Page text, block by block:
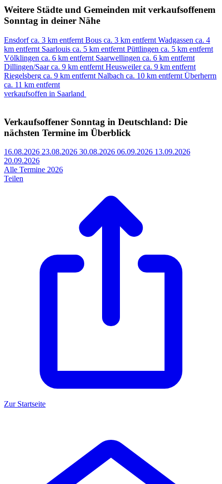
Weitere Städte und Gemeinden mit verkaufsoffenem
Sonntag in deiner Nähe
Ensdorf ca. 3 km entfernt Bous ca. 3 km entfernt Wadgassen ca. 4
km entfernt Saarlouis ca. 5 km entfernt Püttlingen ca. 5 km entfernt
Völklingen ca. 6 km entfernt Saarwellingen ca. 6 km entfernt
Dillingen/Saar ca. 9 km entfernt Heusweiler ca. 9 km entfernt
Riegelsberg ca. 9 km entfernt Nalbach ca. 10 km entfernt Überherrn
ca. 11 km entfernt
verkaufsoffen in Saarland
Verkaufsoffener Sonntag in Deutschland: Die
nächsten Termine im Überblick
16.08.2026 23.08.2026 30.08.2026 06.09.2026 13.09.2026
20.09.2026
Alle Termine 2026
Teilen
Zur Startseite